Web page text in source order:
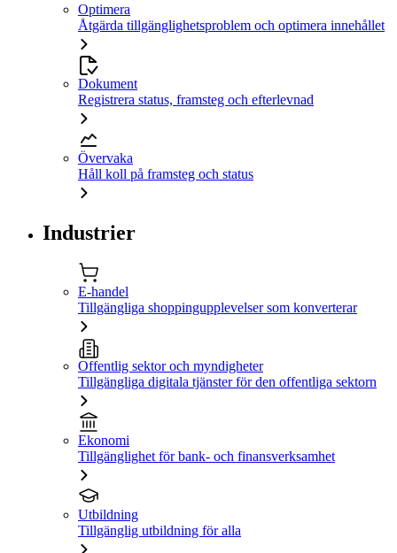
Optimera
Åtgärda tillgänglighetsproblem och optimera innehållet
Dokument
Registrera status, framsteg och efterlevnad
Övervaka
Håll koll på framsteg och status
Industrier
E-handel
Tillgängliga shoppingupplevelser som konverterar
Offentlig sektor och myndigheter
Tillgängliga digitala tjänster för den offentliga sektorn
Ekonomi
Tillgänglighet för bank- och finansverksamhet
Utbildning
Tillgänglig utbildning för alla